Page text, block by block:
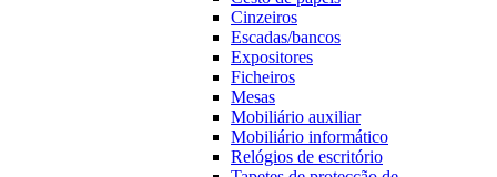
Cinzeiros
Escadas/bancos
Expositores
Ficheiros
Mesas
Mobiliário auxiliar
Mobiliário informático
Relógios de escritório